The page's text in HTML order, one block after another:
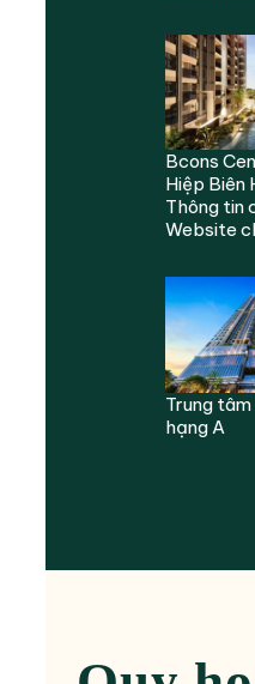
Bcons
Hiệp Biên
Thông tin
Website
Trung
hạng A